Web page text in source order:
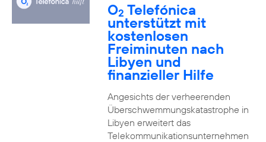
O2 Telefónica
unterstützt mit
kostenlosen
Freiminuten nach
Libyen und
finanzieller Hilfe
Angesichts der verheerenden
Überschwemmungskatastrophe in
Libyen erweitert das
Telekommunikationsunternehmen